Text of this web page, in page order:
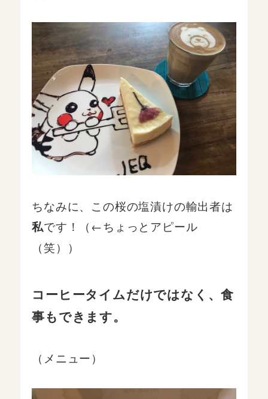
ちなみに、この桜の塩漬けの輸出者は
私です！（←ちょっとアピール
（笑））
コーヒータイムだけではなく、食
事もできます。
（メニュー）